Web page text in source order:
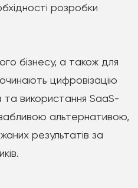
розробки
бізнесу, а також для
цифровізацію
та використання SaaS-
альтернативою,
результатів за